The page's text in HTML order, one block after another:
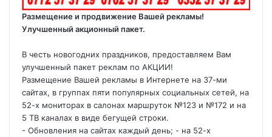
Размещение и продвижение Вашей рекламы!
Улучшенный акционный пакет.
В честь новогодних праздников, предоставляем Вам
улучшенный пакет реклам по АКЦИИ!
Размещение Вашей рекламы в Интернете на 37-ми
сайтах, в группах пяти популярных социальных сетей, на
52-х мониторах в салонах маршруток №123 и №172 и на
5 ТВ каналах в виде бегущей строки.
- Обновления на сайтах каждый день; - на 52-х